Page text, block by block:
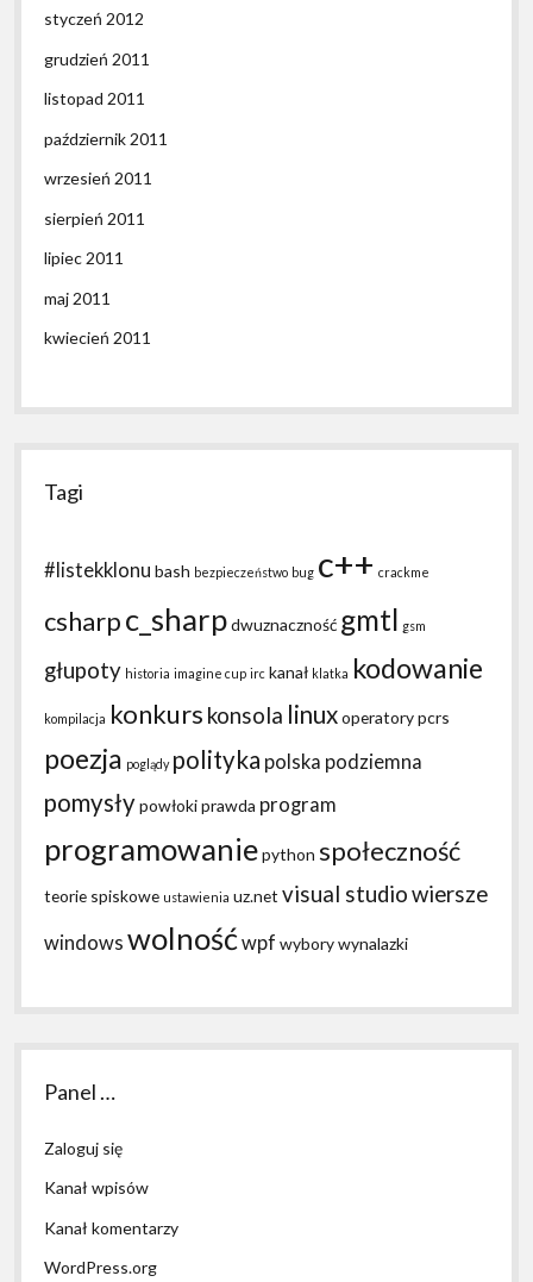
styczeń 2012
grudzień 2011
listopad 2011
październik 2011
wrzesień 2011
sierpień 2011
lipiec 2011
maj 2011
kwiecień 2011
Tagi
#listekklonu bash bezpieczeństwo bug c++ crackme
csharpc_sharpdwuznaczność gmtl gsm
głupoty historia imagine cup irc kanał klatka kodowanie
kompilacja konkurs konsola linuxoperatorypcrs
poezja poglądy polityka polska podziemna
pomysłypowłokiprawda program
programowaniepython społeczność
teorie spiskowe ustawienia uz.net visual studiowiersze
windows wolnośćwpf wyborywynalazki
Panel …
Zaloguj się
Kanał wpisów
Kanał komentarzy
WordPress.org